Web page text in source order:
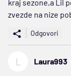
kraj sezone,a Lil
zvezde na nize
Odgovori
L Laura993